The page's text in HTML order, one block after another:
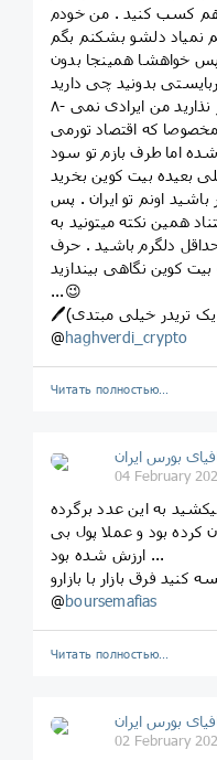
هم کسب کنید . من خودم
نمیاد دلشو بشکنم بگم
خواهشا همینجا بدون
۸- تنها چیزی در دنیا که براش حد ضرر نذارید من ایرادی نمی
که اقتصاد تورمی
اما طرف بازم تو سود
بعیده بیت کوین بخرید
اونم‌ تو ایران . پس‌
همین‌ نکته میتونید به
دلگرم باشید . حرف
کوین نگاهی بیندازید
...😉
تریدر خیلی مبتدی)
@haghverdi_crypto
Читать полностью…
بورس ایران
04 February
به این عدد برگرده
کرده بود و عملا پول بی
ارزش شده بود ...
@boursemafias
Читать полностью…
بورس ایران
02 February